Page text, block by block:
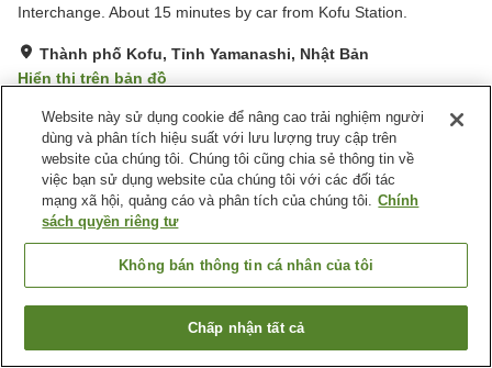
Interchange. About 15 minutes by car from Kofu Station.
Thành phố Kofu, Tỉnh Yamanashi, Nhật Bản
Hiển thị trên bản đồ
Rất tốt Đánh giá:532lượt
Tiện nghi chỗ nghỉ
Bãi đỗ xe
Nhà hàng
Lounge
Trang chủ Nhật Bản Tỉnh Yamanashi
Thành phố Kofu
Hotel 1-2-3 Kofu Shingen Onsen
Tìm phòng trống
Website này sử dụng cookie để nâng cao trải nghiệm người
dùng và phân tích hiệu suất với lưu lượng truy cập trên
website của chúng tôi. Chúng tôi cũng chia sẻ thông tin về
việc bạn sử dụng website của chúng tôi với các đối tác
mạng xã hội, quảng cáo và phân tích của chúng tôi. Chính
sách quyền riêng tư
Không bán thông tin cá nhân của tôi
Chấp nhận tất cả